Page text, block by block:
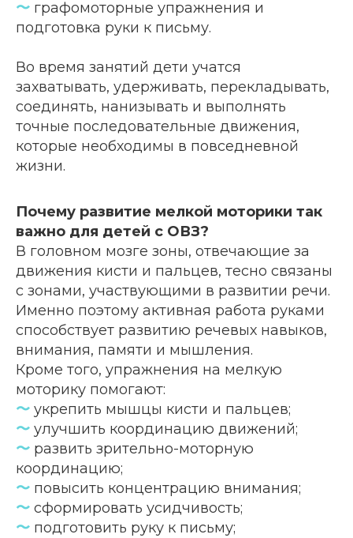
〜 графомоторные упражнения и
подготовка руки к письму.
Во время занятий дети учатся
захватывать, удерживать, перекладывать,
соединять, нанизывать и выполнять
точные последовательные движения,
которые необходимы в повседневной
жизни.
Почему развитие мелкой моторики так
важно для детей с ОВЗ?
В головном мозге зоны, отвечающие за
движения кисти и пальцев, тесно связаны
с зонами, участвующими в развитии речи.
Именно поэтому активная работа руками
способствует развитию речевых навыков,
внимания, памяти и мышления.
Кроме того, упражнения на мелкую
моторику помогают:
〜 укрепить мышцы кисти и пальцев;
〜 улучшить координацию движений;
〜 развить зрительно-моторную
координацию;
〜 повысить концентрацию внимания;
〜 сформировать усидчивость;
〜 подготовить руку к письму;
Контакты
Вконтакте
(Реабилитация)
(Грантовые проекты)
@sm.kiya
@kiya.deti74
Адрес
454112, г. Челябинск,
проспект Победы, 290 Б.
График работы
ПН-ПТ. 9:00-20:00
СБ.,ВС. выходной
Телефон